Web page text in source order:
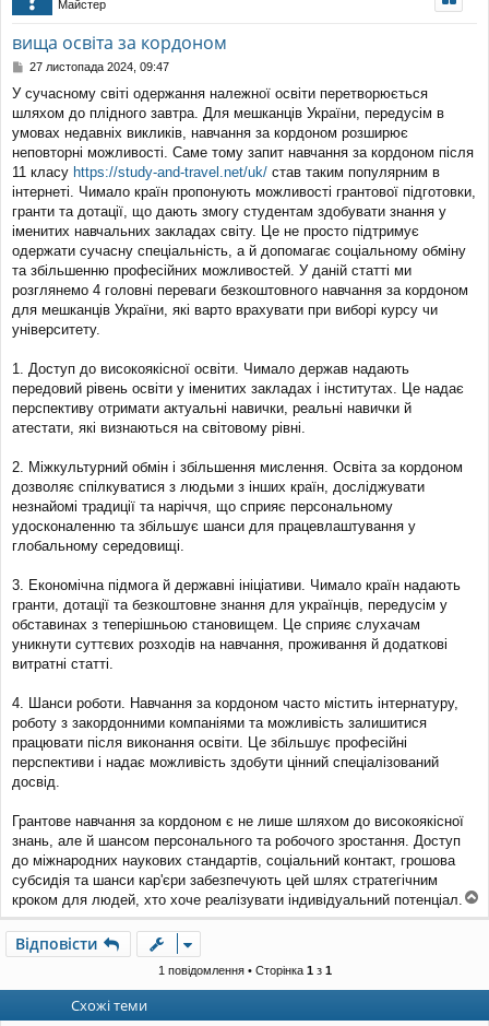
уп
Майстер
вища освіта за кордоном
П
в
і
д
о
л
е
н
н
я
27 листопада 2024, 09:47
У сучасному світі одержання належної освіти перетворюється
шляхом до плідного завтра. Для мешканців України, передусім в
умовах недавніх викликів, навчання за кордоном розширює
неповторні можливості. Саме тому запит навчання за кордоном після
11 класу https://study-and-travel.net/uk/ став таким популярним в
інтернеті. Чимало країн пропонують можливості грантової підготовки,
гранти та дотації, що дають змогу студентам здобувати знання у
іменитих навчальних закладах світу. Це не просто підтримує
одержати сучасну спеціальність, а й допомагає соціальному обміну
та збільшенню професійних можливостей. У даній статті ми
розглянемо 4 головні переваги безкоштовного навчання за кордоном
для мешканців України, які варто врахувати при виборі курсу чи
університету.
1. Доступ до високоякісної освіти. Чимало держав надають
передовий рівень освіти у іменитих закладах і інститутах. Це надає
перспективу отримати актуальні навички, реальні навички й
атестати, які визнаються на світовому рівні.
2. Міжкультурний обмін і збільшення мислення. Освіта за кордоном
дозволяє спілкуватися з людьми з інших країн, досліджувати
незнайомі традиції та наріччя, що сприяє персональному
удосконаленню та збільшує шанси для працевлаштування у
глобальному середовищі.
3. Економічна підмога й державні ініціативи. Чимало країн надають
гранти, дотації та безкоштовне знання для українців, передусім у
обставинах з теперішньою становищем. Це сприяє слухачам
уникнути суттєвих розходів на навчання, проживання й додаткові
витратні статті.
4. Шанси роботи. Навчання за кордоном часто містить інтернатуру,
роботу з закордонними компаніями та можливість залишитися
працювати після виконання освіти. Це збільшує професійні
перспективи і надає можливість здобути цінний спеціалізований
досвід.
Грантове навчання за кордоном є не лише шляхом до високоякісної
знань, але й шансом персонального та робочого зростання. Доступ
до міжнародних наукових стандартів, соціальний контакт, грошова
субсидія та шанси кар'єри забезпечують цей шлях стратегічним
кроком для людей, хто хоче реалізувати індивідуальний потенціал.
о
Відповісти
1 повідомлення • Сторінка 1з 1
Схожі теми